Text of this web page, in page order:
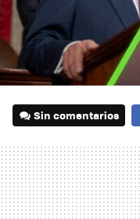
Sin comentarios